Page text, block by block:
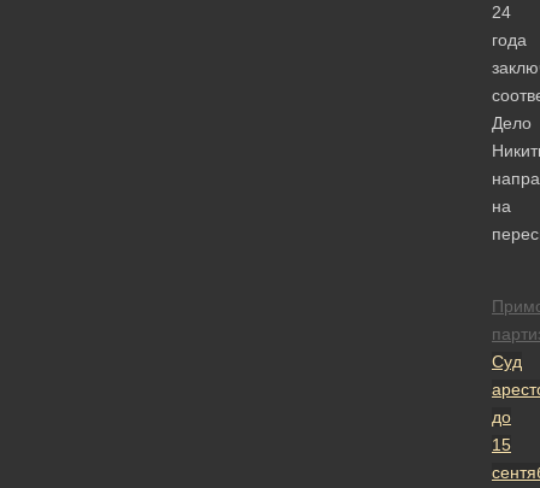
24
года
Дело
на
Суд
до
15